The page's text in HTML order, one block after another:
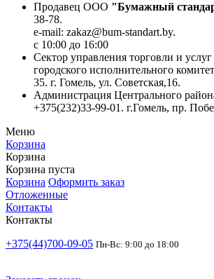
Продавец ООО "Бумажный
38-78.
e-mail: zakaz@bum-standart.by.
с 10:00 до 16:00
Сектор управления торговли и услуг
городского исполнительного
35. г. Гомель, ул. Советская,16.
Администрация Центрального
+375(232)33-99-01. г.Гомель, пр.
Меню
Корзина
Корзина
Корзина пуста
Корзина Оформить заказ
Отложенные
Контакты
Контакты
+375(44)700-09-05 Пн-Вс: 9:00 до 18:00